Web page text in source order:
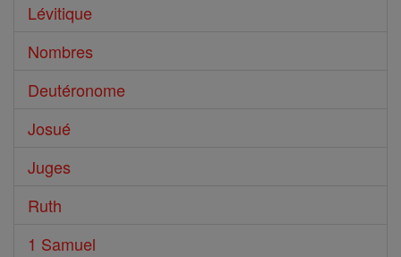
Lévitique
Nombres
Deutéronome
Josué
Juges
Ruth
1 Samuel